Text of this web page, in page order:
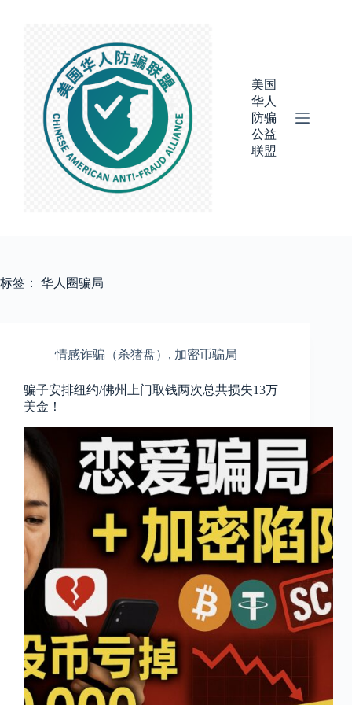
美国
华人
防骗
公益
联盟
标签： 华人圈骗局
情感诈骗（杀猪盘） , 加密币骗局
骗子安排纽约/佛州上门取钱两次总共损失13万
美金！